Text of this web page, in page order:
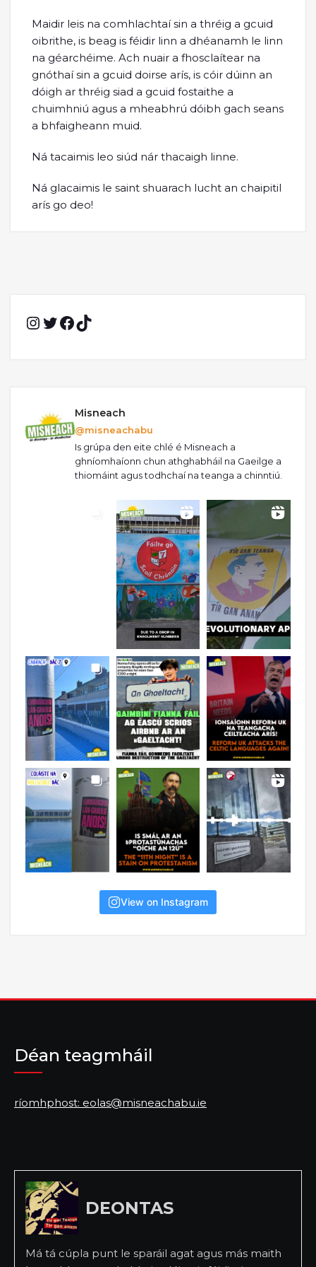
Maidir leis na comhlachtaí sin a thréig a gcuid
oibrithe, is beag is féidir linn a dhéanamh le linn
na géarchéime. Ach nuair a fhosclaítear na
gnóthaí sin a gcuid doirse arís, is cóir dúinn an
dóigh ar thréig siad a gcuid fostaithe a
chuimhniú agus a mheabhrú dóibh gach seans
a bhfaigheann muid.
Ná tacaimis leo siúd nár thacaigh linne.
Ná glacaimis le saint shuarach lucht an chaipitil
arís go deo!
Instagram
TwitterFacebook
Misneach
@misneachabu
Is grúpa den eite chlé é Misneach a
ghníomhaíonn chun athghabháil na Gaeilge a
thiomáint agus todhchaí na teanga a chinntiú.
View on Instagram
Déan teagmháil
ríomhphost: eolas@misneachabu.ie
DEONTAS
Má tá cúpla punt le sparáil agat agus más maith